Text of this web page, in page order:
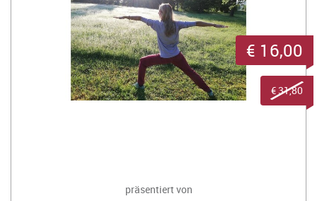
präsentiert von
€ 16,00
€ 31,80